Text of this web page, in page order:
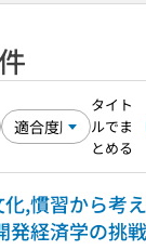
タイト
ルでま
とめる
化,慣習から考
発経済学の挑